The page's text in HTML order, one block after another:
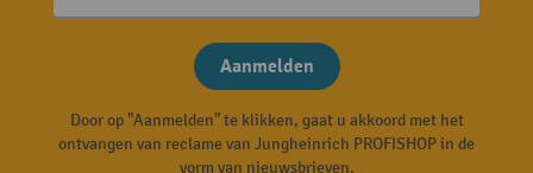
Aanmelden
Door op "Aanmelden" te klikken, gaat u akkoord met het
ontvangen van reclame van Jungheinrich PROFISHOP in de
vorm van nieuwsbrieven.